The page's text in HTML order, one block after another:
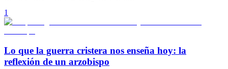
1
Lo que la guerra cristera nos enseña hoy: la
reflexión de un arzobispo